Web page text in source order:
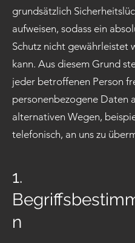
grundsätzlich
aufweisen, sodass ein
Schutz nicht gewährleistet
kann. Aus diesem Grund
jeder betroffenen Person
personenbezogene Daten
alternativen Wegen,
telefonisch, an uns zu
1.
n